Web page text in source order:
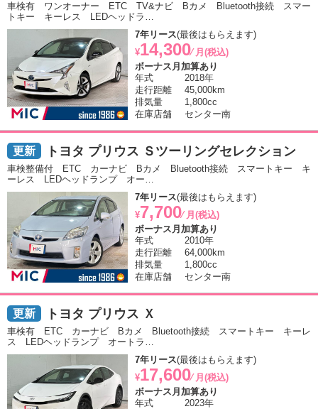
車検有 ワンオーナー ETC TV&ナビ Bカメ Bluetooth接続 スマー
トキー キーレス LEDヘッドラ…
7年リース(最後はもらえます)
¥14,300⁄ 月(税込)
ボーナス月加算あり
年式
2018年
走行距離
45,000km
排気量
1,800cc
在庫店舗
センター南
トヨタ プリウス Ｓツーリングセレクション
車検整備付 ETC カーナビ Bカメ Bluetooth接続 スマートキー キ
ーレス LEDヘッドランプ オー…
7年リース(最後はもらえます)
¥7,700⁄ 月(税込)
ボーナス月加算あり
年式
2010年
走行距離
64,000km
排気量
1,800cc
在庫店舗
センター南
トヨタ プリウス Ｘ
車検有 ETC カーナビ Bカメ Bluetooth接続 スマートキー キーレ
ス LEDヘッドランプ オートラ…
7年リース(最後はもらえます)
¥17,600⁄ 月(税込)
ボーナス月加算あり
年式
2023年